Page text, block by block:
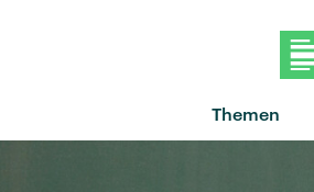
Themen